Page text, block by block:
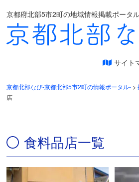
京都府北部5市2町の地域情報掲載ポータ
サイト
京都北部なび-京都北部5市2町の情報ポータル- >
店
食料品店一覧